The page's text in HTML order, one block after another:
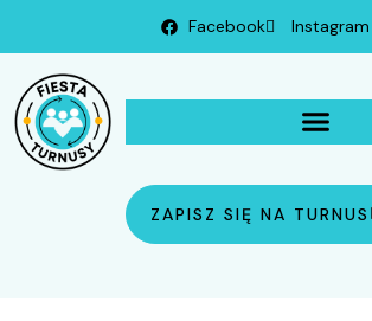
Facebook Instagram
ZAPISZ SIĘ NA TURNUS